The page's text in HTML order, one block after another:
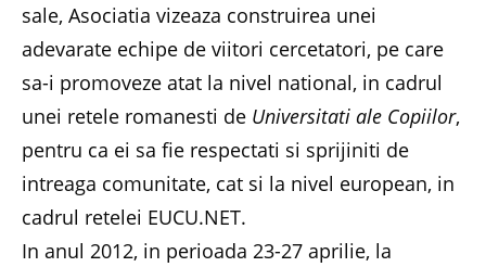
sale, Asociatia vizeaza construirea unei
adevarate echipe de viitori cercetatori, pe care
sa-i promoveze atat la nivel national, in cadrul
unei retele romanesti de Universitati ale Copiilor,
pentru ca ei sa fie respectati si sprijiniti de
intreaga comunitate, cat si la nivel european, in
cadrul retelei EUCU.NET.
In anul 2012, in perioada 23-27 aprilie, la